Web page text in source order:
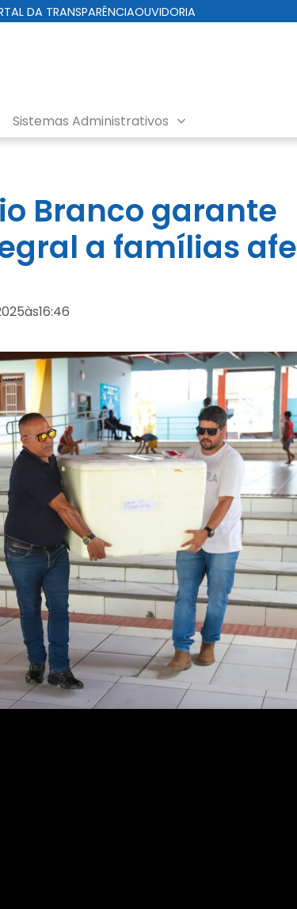
DA TRANSPARÊNCIAOUVIDORIA
Sistemas Administrativos
Branco garante
a famílias
às16:46